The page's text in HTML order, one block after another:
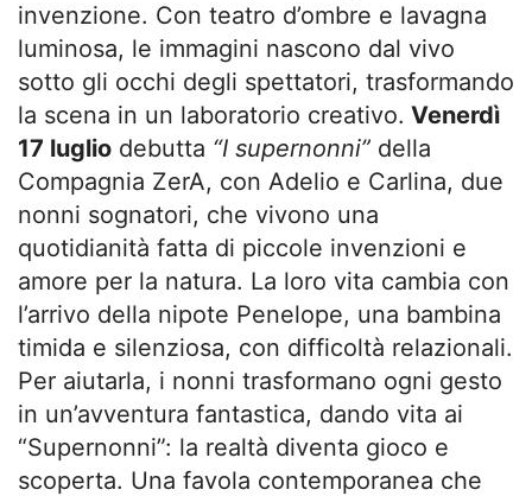
invenzione. Con teatro d’ombre e lavagna
luminosa, le immagini nascono dal vivo
sotto gli occhi degli spettatori, trasformando
la scena in un laboratorio creativo. Venerdì
17 luglio debutta “I supernonni” della
Compagnia ZerA, con Adelio e Carlina, due
nonni sognatori, che vivono una
quotidianità fatta di piccole invenzioni e
amore per la natura. La loro vita cambia con
l’arrivo della nipote Penelope, una bambina
timida e silenziosa, con difficoltà relazionali.
Per aiutarla, i nonni trasformano ogni gesto
in un’avventura fantastica, dando vita ai
“Supernonni”: la realtà diventa gioco e
scoperta. Una favola contemporanea che